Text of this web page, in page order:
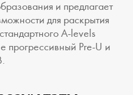
и предлагает
для раскрытия
A-levels
прогрессивный Pre-U и